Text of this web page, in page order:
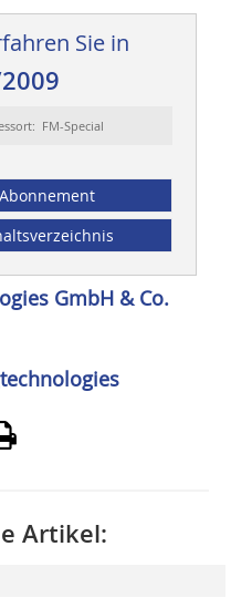
Sie in
FM-Special
Abonnement
GmbH & Co.
Artikel: